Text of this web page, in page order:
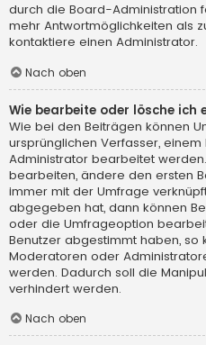
durch die Board-Administration
mehr Antwortmöglichkeiten als
kontaktiere einen Administrator.
Nach oben
Wie bearbeite oder lösche ich
Wie bei den Beiträgen können
ursprünglichen Verfasser,
Administrator bearbeitet
bearbeiten, ändere den ersten
immer mit der Umfrage
abgegeben hat, dann können
oder die Umfrageoption
Benutzer abgestimmt haben, so
Moderatoren oder
werden. Dadurch soll die
verhindert werden.
Nach oben